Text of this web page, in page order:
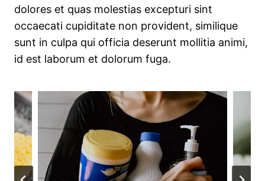
dolores et quas molestias excepturi sint
occaecati cupiditate non provident, similique
sunt in culpa qui officia deserunt mollitia animi,
id est laborum et dolorum fuga.